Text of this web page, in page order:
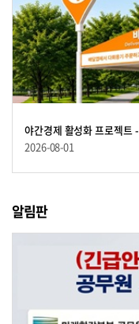
2026-06-09
야간경제 활성화 프로젝트
2026-08-01
2026년 '한강 순환관람차(
지한강공원 운행 정보
2026-07-15
한강공원 그늘막 설치 허
2026-07-01
여름철 축제 안전하게 즐기
2026-06-25
2026-06-09
야간경제 활성화 프로젝트
2026-08-01
알림판